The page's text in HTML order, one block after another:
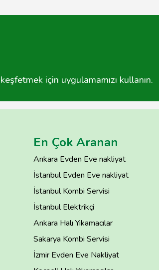
için uygulamamızı kullanın.
En Çok Aranan
Ankara Evden Eve nakliyat
İstanbul Evden Eve nakliyat
İstanbul Kombi Servisi
İstanbul Elektrikçi
Ankara Halı Yıkamacılar
Sakarya Kombi Servisi
İzmir Evden Eve Nakliyat